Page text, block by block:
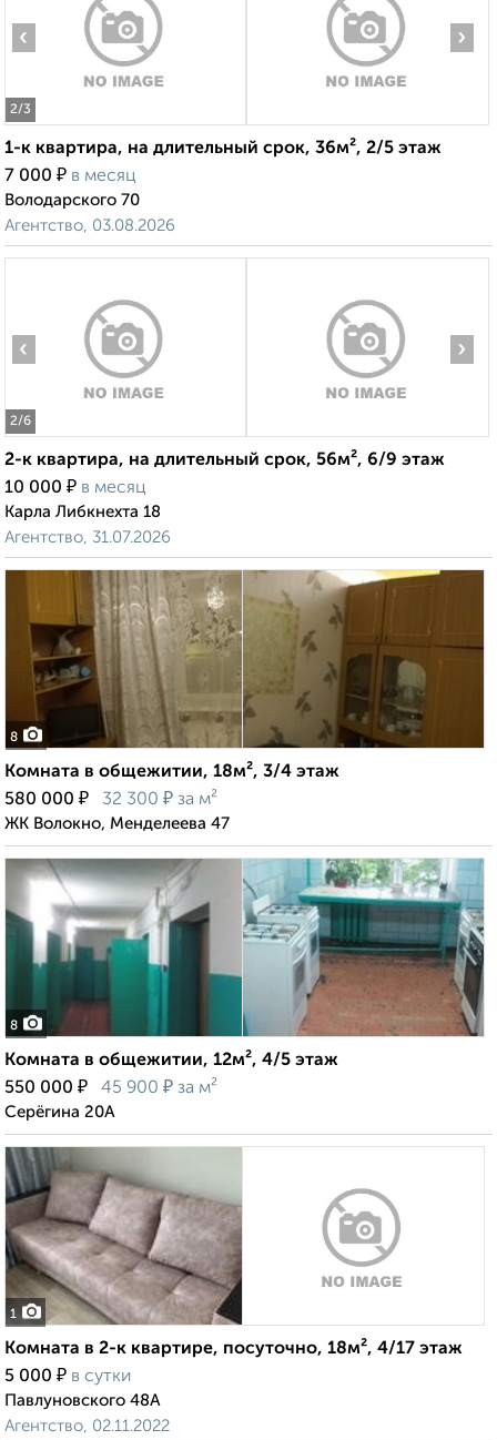
2/3
‹ ›
1-к квартира, на длительный срок, 36м², 2/5 этаж
7 000 ₽ в месяц
Володарского 70
Агентство, 03.08.2026
2/6
‹ ›
2-к квартира, на длительный срок, 56м², 6/9 этаж
10 000 ₽ в месяц
Карла Либкнехта 18
Агентство, 31.07.2026
8
Комната в общежитии, 18м², 3/4 этаж
580 000 ₽ 32 300 ₽ за м²
ЖК Волокно, Менделеева 47
8
Комната в общежитии, 12м², 4/5 этаж
550 000 ₽ 45 900 ₽ за м²
Серёгина 20А
1
Комната в 2-к квартире, посуточно, 18м², 4/17 этаж
5 000 ₽ в сутки
Павлуновского 48А
Агентство, 02.11.2022